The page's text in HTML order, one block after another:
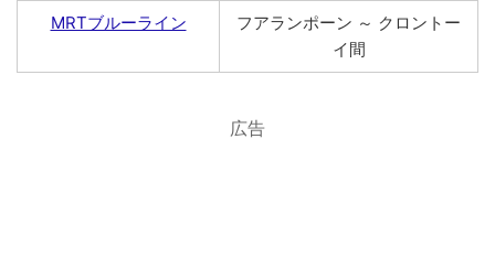
MRTブルーライン
フアランポーン ～ クロントー
イ間
広告